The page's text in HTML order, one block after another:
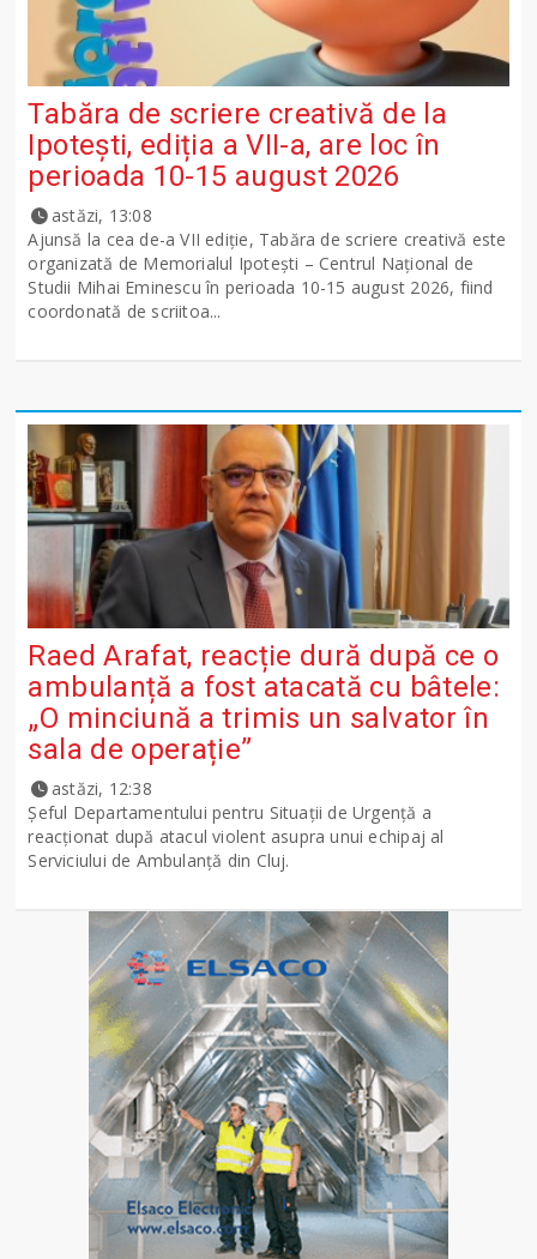
Tabăra de scriere creativă de la
Ipotești, ediția a VII-a, are loc în
perioada 10-15 august 2026
astăzi, 13:08
Ajunsă la cea de-a VII ediție, Tabăra de scriere creativă este
organizată de Memorialul Ipotești – Centrul Național de
Studii Mihai Eminescu în perioada 10-15 august 2026, fiind
coordonată de scriitoa...
Raed Arafat, reacție dură după ce o
ambulanță a fost atacată cu bâtele:
„O minciună a trimis un salvator în
sala de operație”
astăzi, 12:38
Șeful Departamentului pentru Situații de Urgență a
reacționat după atacul violent asupra unui echipaj al
Serviciului de Ambulanță din Cluj.